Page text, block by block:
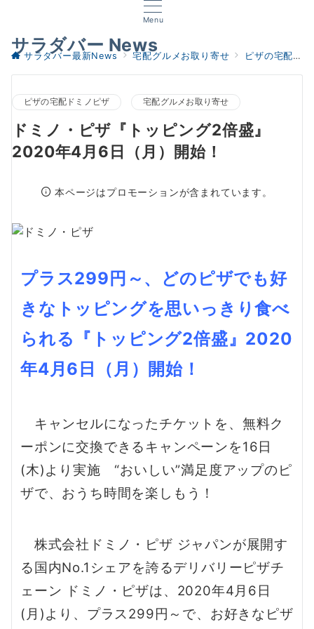
Menu
サラダバー News
サラダバー最新News 宅配グルメお取り寄せ ピザの宅配ドミノピザ
ピザの宅配ドミノピザ 宅配グルメお取り寄せ
ドミノ・ピザ『トッピング2倍盛』
2020年4月6日（月）開始！
本ページはプロモーションが含まれています。
プラス299円～、どのピザでも好
きなトッピングを思いっきり食べ
られる『トッピング2倍盛』2020
年4月6日（月）開始！
キャンセルになったチケットを、無料ク
ーポンに交換できるキャンペーンを16日
(木)より実施 “おいしい”満足度アップのピ
ザで、おうち時間を楽しもう！
株式会社ドミノ・ピザ ジャパンが展開す
る国内No.1シェアを誇るデリバリーピザチ
ェーン ドミノ・ピザは、2020年4月6日
(月)より、プラス299円～で、お好きなピザ